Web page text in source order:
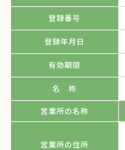
登録番号
登録年月日
有効期限
名 称
営業所の名称
営業所の住所